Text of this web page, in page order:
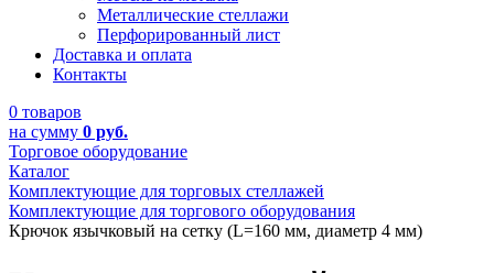
Металлические стеллажи
Перфорированный лист
Доставка и оплата
Контакты
0 товаров
на сумму 0 руб.
Торговое оборудование
Каталог
Комплектующие для торговых стеллажей
Комплектующие для торгового оборудования
Крючок язычковый на сетку (L=160 мм, диаметр 4 мм)